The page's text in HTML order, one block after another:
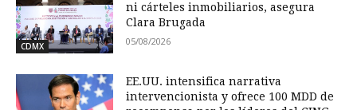
CDMX
ni cárteles inmobiliarios, asegura
Clara Brugada
05/08/2026
EE.UU. intensifica narrativa
intervencionista y ofrece 100 MDD de